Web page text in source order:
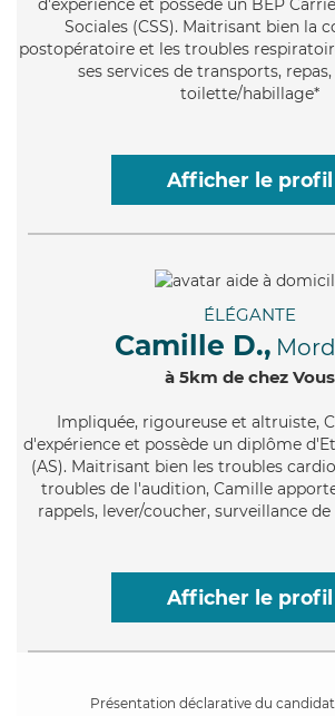
d'expérience et possède un BEP
Sociales (CSS). Maitrisant bien la
postopératoire et les troubles
ses services de transports,
toilette/habillage*
Afficher le profil
ÉLÉGANTE
Camille D.,
à 5km de chez Vous
Impliquée, rigoureuse et altruiste,
d'expérience et possède un diplôme
(AS). Maitrisant bien les troubles
troubles de l'audition, Camille
rappels, lever/coucher, surveillance
Afficher le profil
Présentation déclarative du